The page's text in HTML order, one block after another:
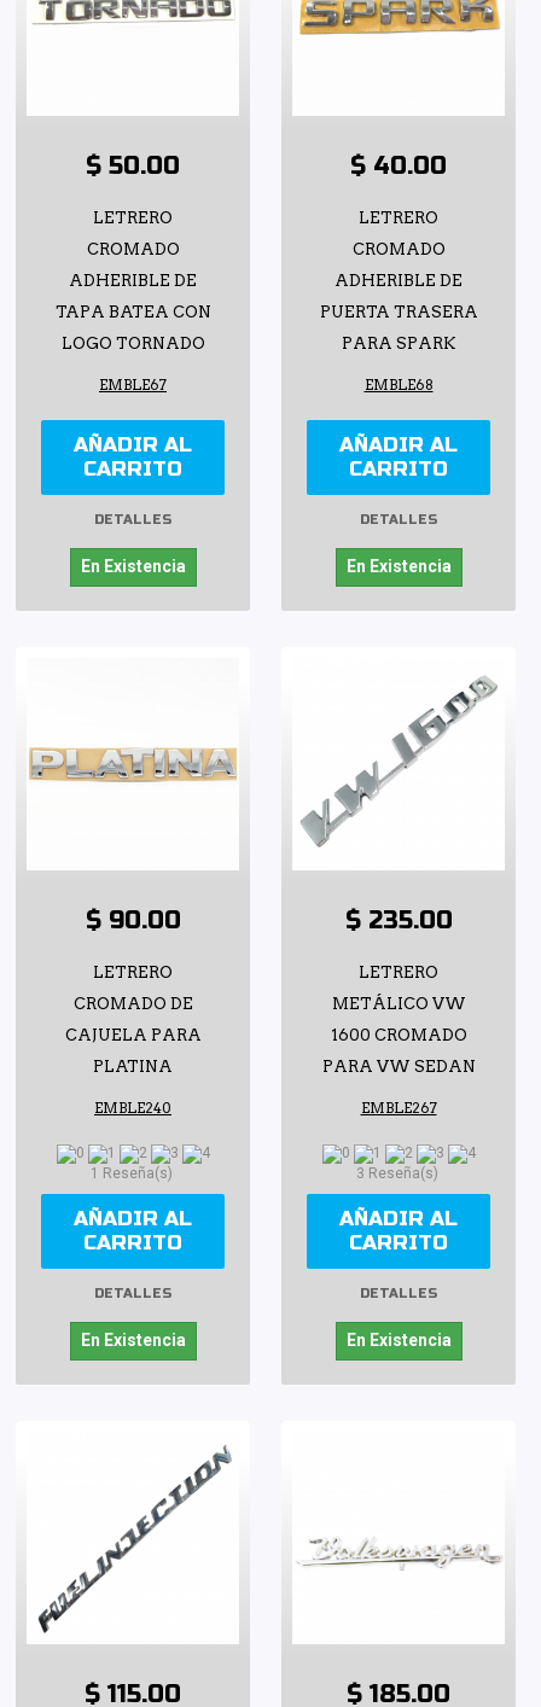
$ 50.00
LETRERO
CROMADO
ADHERIBLE DE
TAPA BATEA CON
LOGO TORNADO
EMBLE67
AÑADIR AL
CARRITO
DETALLES
En Existencia
$ 40.00
LETRERO
CROMADO
ADHERIBLE DE
PUERTA TRASERA
PARA SPARK
EMBLE68
AÑADIR AL
CARRITO
DETALLES
En Existencia
$ 90.00
LETRERO
CROMADO DE
CAJUELA PARA
PLATINA
EMBLE240
1 Reseña(s)
AÑADIR AL
CARRITO
DETALLES
En Existencia
$ 235.00
LETRERO
METÁLICO VW
1600 CROMADO
PARA VW SEDAN
EMBLE267
3 Reseña(s)
AÑADIR AL
CARRITO
DETALLES
En Existencia
$ 115.00 $ 185.00